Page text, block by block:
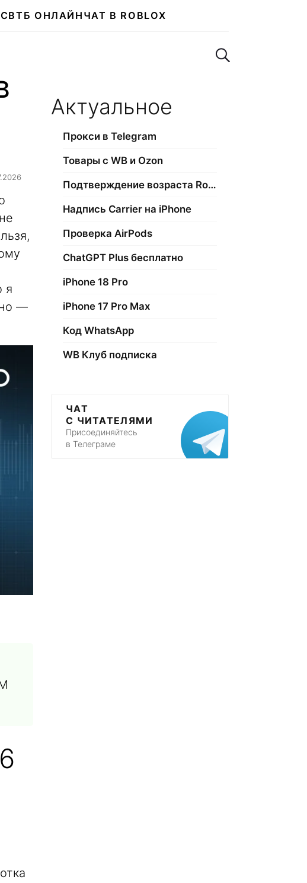
ВТБ ОНЛАЙН ЧАТ В ROBLOX
Поиск по сайту
я
—
Актуальное
Прокси в Telegram
Товары с WB и Ozon
Подтверждение возраста Roblox
Надпись Carrier на iPhone
Проверка AirPods
ChatGPT Plus бесплатно
iPhone 18 Pro
iPhone 17 Pro Max
Код WhatsApp
WB Клуб подписка
ЧАТ
С ЧИТАТЕЛЯМИ
Присоединяйтесь
в Телеграме